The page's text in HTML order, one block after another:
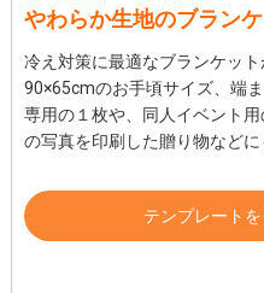
やわらか生地のブラン
冷え対策に最適なブランケッ
90×65cmのお手頃サイズ、端
専用の１枚や、同人イベント
の写真を印刷した贈り物などに
テンプレート